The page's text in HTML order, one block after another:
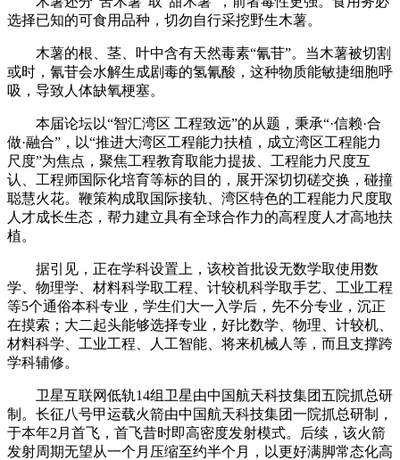
选择已知的可食用品种，切勿自行采挖野生木薯。
木薯的根、茎、叶中含有天然毒素“氰苷”。当木薯被切割
或时，氰苷会水解生成剧毒的氢氰酸，这种物质能敏捷细胞呼
吸，导致人体缺氧梗塞。
本届论坛以“智汇湾区 工程致远”的从题，秉承“·信赖·合
做·融合”，以“推进大湾区工程能力扶植，成立湾区工程能力
尺度”为焦点，聚焦工程教育取能力提拔、工程能力尺度互
认、工程师国际化培育等标的目的，展开深切切磋交换，碰撞
聪慧火花。鞭策构成取国际接轨、湾区特色的工程能力尺度取
人才成长生态，帮力建立具有全球合作力的高程度人才高地扶
植。
据引见，正在学科设置上，该校首批设无数学取使用数
学、物理学、材料科学取工程、计较机科学取手艺、工业工程
等5个通俗本科专业，学生们大一入学后，先不分专业，沉正
在摸索；大二起头能够选择专业，好比数学、物理、计较机、
材料科学、工业工程、人工智能、将来机械人等，而且支撑跨
学科辅修。
卫星互联网低轨14组卫星由中国航天科技集团五院抓总研
制。长征八号甲运载火箭由中国航天科技集团一院抓总研制，
于本年2月首飞，首飞昔时即高密度发射模式。后续，该火箭
发射周期无望从一个月压缩至约半个月，以更好满脚常态化高